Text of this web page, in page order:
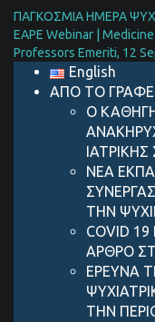
ΠΑΓΚΟΣΜΙΑ ΗΜΕΡΑ
EAPE Webinar |
Professors Emeriti, 12
English
ΑΠΟ ΤΟ
Ο
ΝΕΑ
ΤΗΝ
COVID
AΡΘΡΟ
ΕΡΕΥΝΑ
ΤΗΝ